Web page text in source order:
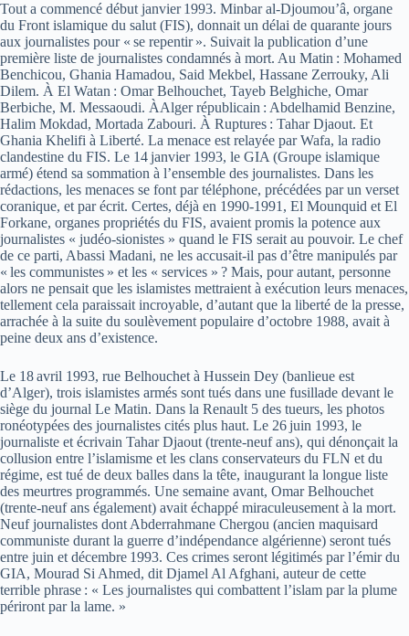
Tout a commencé début janvier 1993. Minbar al-Djoumou’â, organe
du Front islamique du salut (FIS), donnait un délai de quarante jours
aux journalistes pour « se repentir ». Suivait la publication d’une
première liste de journalistes condamnés à mort. Au Matin : Mohamed
Benchicou, Ghania Hamadou, Said Mekbel, Hassane Zerrouky, Ali
Dilem. À El Watan : Omar Belhouchet, Tayeb Belghiche, Omar
Berbiche, M. Messaoudi. ÀAlger républicain : Abdelhamid Benzine,
Halim Mokdad, Mortada Zabouri. À Ruptures : Tahar Djaout. Et
Ghania Khelifi à Liberté. La menace est relayée par Wafa, la radio
clandestine du FIS. Le 14 janvier 1993, le GIA (Groupe islamique
armé) étend sa sommation à l’ensemble des journalistes. Dans les
rédactions, les menaces se font par téléphone, précédées par un verset
coranique, et par écrit. Certes, déjà en 1990-1991, El Mounquid et El
Forkane, organes propriétés du FIS, avaient promis la potence aux
journalistes « judéo-sionistes » quand le FIS serait au pouvoir. Le chef
de ce parti, Abassi Madani, ne les accusait-il pas d’être manipulés par
« les communistes » et les « services » ? Mais, pour autant, personne
alors ne pensait que les islamistes mettraient à exécution leurs menaces,
tellement cela paraissait incroyable, d’autant que la liberté de la presse,
arrachée à la suite du soulèvement populaire d’octobre 1988, avait à
peine deux ans d’existence.
Le 18 avril 1993, rue Belhouchet à Hussein Dey (banlieue est
d’Alger), trois islamistes armés sont tués dans une fusillade devant le
siège du journal Le Matin. Dans la Renault 5 des tueurs, les photos
ronéotypées des journalistes cités plus haut. Le 26 juin 1993, le
journaliste et écrivain Tahar Djaout (trente-neuf ans), qui dénonçait la
collusion entre l’islamisme et les clans conservateurs du FLN et du
régime, est tué de deux balles dans la tête, inaugurant la longue liste
des meurtres programmés. Une semaine avant, Omar Belhouchet
(trente-neuf ans également) avait échappé miraculeusement à la mort.
Neuf journalistes dont Abderrahmane Chergou (ancien maquisard
communiste durant la guerre d’indépendance algérienne) seront tués
entre juin et décembre 1993. Ces crimes seront légitimés par l’émir du
GIA, Mourad Si Ahmed, dit Djamel Al Afghani, auteur de cette
terrible phrase : « Les journalistes qui combattent l’islam par la plume
périront par la lame. »